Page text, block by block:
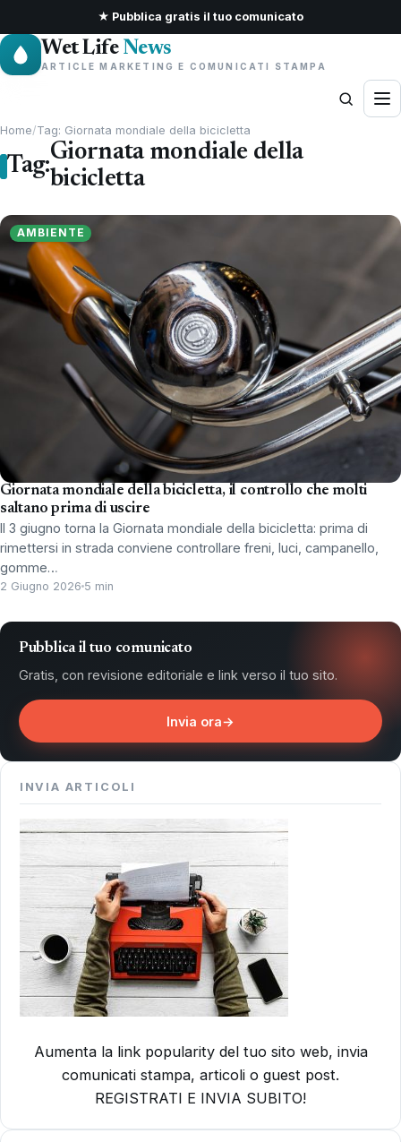
★ Pubblica gratis il tuo comunicato
Wet Life News
ARTICLE MARKETING E COMUNICATI STAMPA
Home/Tag: Giornata mondiale della bicicletta
Tag:
Giornata mondiale della
bicicletta
AMBIENTE
Giornata mondiale della bicicletta, il controllo che molti
saltano prima di uscire
Il 3 giugno torna la Giornata mondiale della bicicletta: prima di
rimettersi in strada conviene controllare freni, luci, campanello,
gomme…
2 Giugno 2026 5 min
Pubblica il tuo comunicato
Gratis, con revisione editoriale e link verso il tuo sito.
Invia ora→
INVIA ARTICOLI
Aumenta la link popularity del tuo sito web, invia
comunicati stampa, articoli o guest post.
REGISTRATI E INVIA SUBITO!